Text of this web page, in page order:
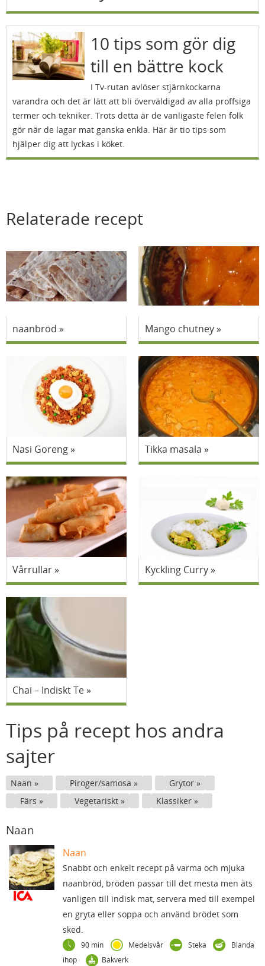
10 tips som gör dig
till en bättre kock
I Tv-rutan avlöser stjärnkockarna
varandra och det är lätt att bli överväldigad av alla proffsiga
termer och tekniker. Trots detta är de vanligaste felen folk
gör när de lagar mat ganska enkla. Här är tio tips som
hjälper dig att lyckas i köket.
Relaterade recept
naanbröd Mango chutney
Nasi Goreng Tikka masala
Vårrullar Kyckling Curry
Chai – Indiskt Te
Tips på recept hos andra
sajter
Naan Piroger/samosa
Grytor
Färs
Vegetariskt Klassiker
Naan
Naan
Snabbt och enkelt recept på varma och mjuka
naanbröd, bröden passar till det mesta men äts
vanligen till indisk mat, servera med till exempel
en gryta eller soppa och använd brödet som
sked.
90 min Medelsvår Steka
Blanda
ihop
Bakverk